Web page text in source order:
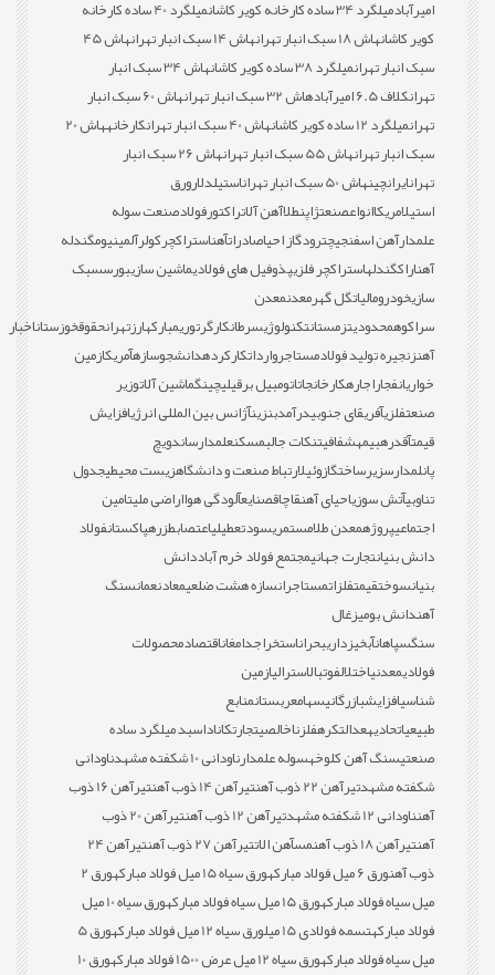
امیرآبادمیلگرد 34 ساده کارخانه کویر کاشان
میلگرد 40 ساده کارخانه
کویر کاشانهاش 18 سبک انبار تهران هاش 14 سبک انبار تهران
هاش 45
سبک انبار تهرانمیلگرد 38 ساده کویر کاشان
هاش 34 سبک انبار
تهرانکلاف 6.5 امیرآباد هاش 32 سبک انبار تهران
هاش 60 سبک انبار
تهرانمیلگرد 12 ساده کویر کاشان هاش 40 سبک انبار تهران کارخانه
هاش 20
سبک انبار تهرانهاش 55 سبک انبار تهران
هاش 26 سبک انبار
تهرانایرانچینهاش 50 سبک انبار تهران استیلدلارورق
استیلامریکاانواعصنعتژاپنطلاآهن آلاتراکتورفولادصنعت سوله
علمدارآهن اسفنجیچترودگاز احیاصادراتآهناستراکچرکولرآلمینیومگندله
آهناراکگندلهاستراکچر فلزیپذوفیل های فولادیماشین سازیبورسسبک
سازیخودرومالیاتگل گهرمعدنمعدن
سراکوهمحدودیتزمستانتکنولوژیسرطانکارگرتوریمبارکهارزتهرانحقوقخوزستاناخبار
آهنزنجیره تولید فولادمستاجروارداتکارکردهدانشجوسازهآمریکازمین
خواریانفجاراجارهکارخانجاتاتومبیل برقیلیچینگماشین آلاتوزیر
صنعتفلزیآفریقای جنوبیدرآمدبنزینآژانس بین المللی انرژیافزایش
قیمتآقدرهبیمهشفافیتنکات جالبمسکنعلمدارساندویچ
پانلمدارسزیرساختگازوئیلارتباط صنعت و دانشگاهزیست محیطیجدول
تناوبیآتش سوزیاحیای آهنقاچاقصنایعآلودگی هوااراضی ملیتامین
اجتماعیپروژهمعدن طلامستمریسودتعطیلیاعتصابطزرهپاکستانفولاد
دانش بنیانتجارت جهانیمجتمع فولاد خرم آباددانش
بنیانسوختقیمتفلزاتمستاجرانسازه هشت ضلعیمعادنعمانسنگ
آهندانش بومیزغال
سنگسپاهانآبخیزداریبحراناستخراجدامغاناقتصادمحصولات
فولادیمعدنیاختلالفوتبالاسترالیازمین
شناسیافزایشبازرگانیسهامعربستانمنابع
طبیعیاتحادیهعدالتکرهفلزناخالصیتجارتکاناداسبد میلگرد ساده
صنعتیسنگ آهن کلوخهسوله علمدارناودانی 10 شکفته مشهد
ناودانی
شکفته مشهدتیرآهن 22 ذوب آهن تیرآهن 14 ذوب آهن
تیرآهن 16 ذوب
آهنناودانی 12 شکفته مشهد تیرآهن 12 ذوب آهن
تیرآهن 20 ذوب
آهنتیرآهن 18 ذوب آهن مسآهن الاتتیرآهن 27 ذوب آهن
تیرآهن 24
ذوب آهنورق 6 میل فولاد مبارکه ورق سیاه 15 میل فولاد مبارکه
ورق 2
میل سیاه فولاد مبارکهورق 15 میل سیاه فولاد مبارکه
ورق سیاه 10 میل
فولاد مبارکهتسمه فولادی 15 میل ورق سیاه 12 میل فولاد مبارکه
ورق 5
میل سیاه فولاد مبارکهورق سیاه 12 میل عرض 1500 فولاد مبارکه
ورق 10